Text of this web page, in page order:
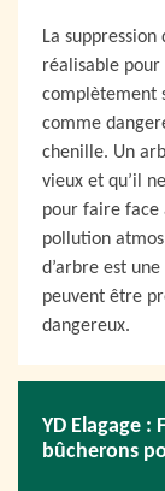
La
réalisable
complètement
comme
chenille. Un
vieux et qu’il
pour faire face
pollution
d’arbre est
peuvent être
dangereux.
YD Elagage :
bûcherons